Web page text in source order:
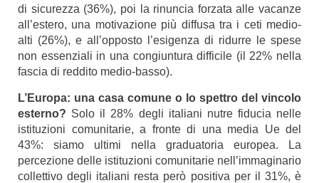
di sicurezza (36%), poi la rinuncia forzata alle vacanze
all’estero, una motivazione più diffusa tra i ceti medio-
alti (26%), e all’opposto l’esigenza di ridurre le spese
non essenziali in una congiuntura difficile (il 22% nella
fascia di reddito medio-basso).
L’Europa: una casa comune o lo spettro del vincolo
esterno? Solo il 28% degli italiani nutre fiducia nelle
istituzioni comunitarie, a fronte di una media Ue del
43%: siamo ultimi nella graduatoria europea. La
percezione delle istituzioni comunitarie nell’immaginario
collettivo degli italiani resta però positiva per il 31%, è